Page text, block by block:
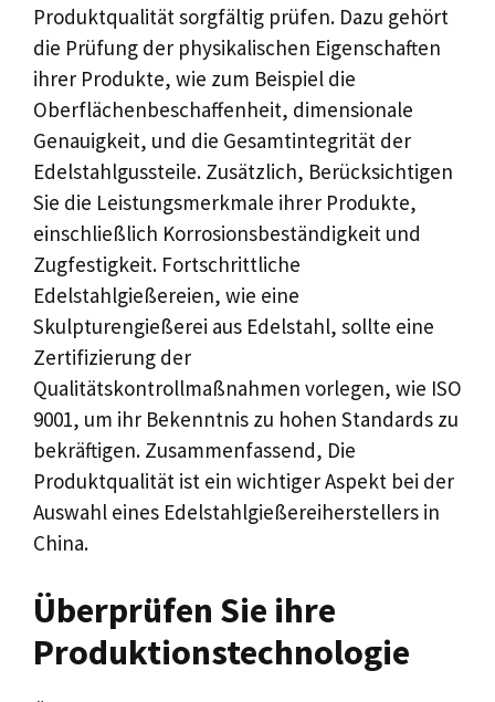
Produktqualität sorgfältig prüfen. Dazu gehört
die Prüfung der physikalischen Eigenschaften
ihrer Produkte, wie zum Beispiel die
Oberflächenbeschaffenheit, dimensionale
Genauigkeit, und die Gesamtintegrität der
Edelstahlgussteile. Zusätzlich, Berücksichtigen
Sie die Leistungsmerkmale ihrer Produkte,
einschließlich Korrosionsbeständigkeit und
Zugfestigkeit. Fortschrittliche
Edelstahlgießereien, wie eine
Skulpturengießerei aus Edelstahl, sollte eine
Zertifizierung der
Qualitätskontrollmaßnahmen vorlegen, wie ISO
9001, um ihr Bekenntnis zu hohen Standards zu
bekräftigen. Zusammenfassend, Die
Produktqualität ist ein wichtiger Aspekt bei der
Auswahl eines Edelstahlgießereiherstellers in
China.
Überprüfen Sie ihre
Produktionstechnologie